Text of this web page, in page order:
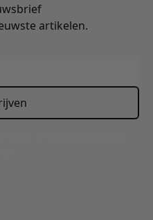
artikelen.